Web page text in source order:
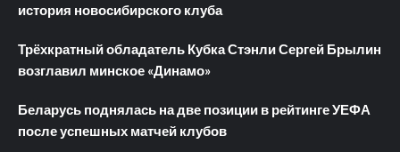
история новосибирского клуба
Трёхкратный обладатель Кубка Стэнли Сергей Брылин
возглавил минское «Динамо»
Беларусь поднялась на две позиции в рейтинге УЕФА
после успешных матчей клубов